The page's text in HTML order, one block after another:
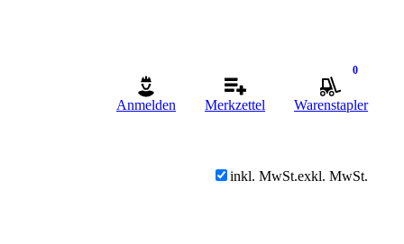
Anmelden Merkzettel
0
Warenstapler
inkl. MwSt.exkl. MwSt.